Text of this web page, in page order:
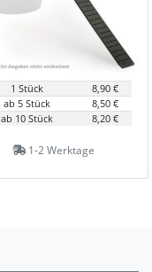
1 Stück
8,90 €
ab 5 Stück
8,50 €
ab 10 Stück
8,20 €
1-2 Werktage